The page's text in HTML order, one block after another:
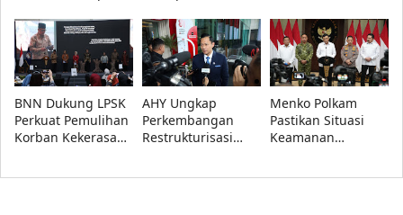
Pendidikan
Kebangsaan
Intensifkan Patroli
di Jalinteng
Sumatera
Repatriasi Artefak
Budaya
BNN Dukung LPSK
Perkuat Pemulihan
Korban Kekerasan
AHY Ungkap
Perkembangan
Restrukturisasi
Menko Polkam
Pastikan Situasi
Keamanan